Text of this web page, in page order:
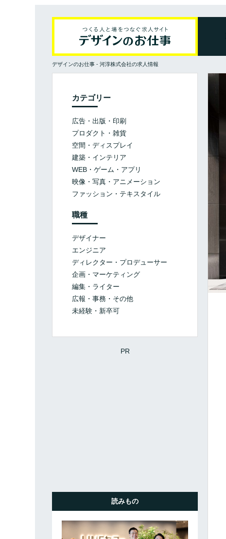
デザインのお仕事 - 河淳株式会社の求人情報
カテゴリー
広告・出版・印刷
プロダクト・雑貨
空間・ディスプレイ
建築・インテリア
WEB・ゲーム・アプリ
映像・写真・アニメーション
ファッション・テキスタイル
職種
デザイナー
エンジニア
ディレクター・プロデューサー
企画・マーケティング
編集・ライター
広報・事務・その他
未経験・新卒可
PR
読みもの